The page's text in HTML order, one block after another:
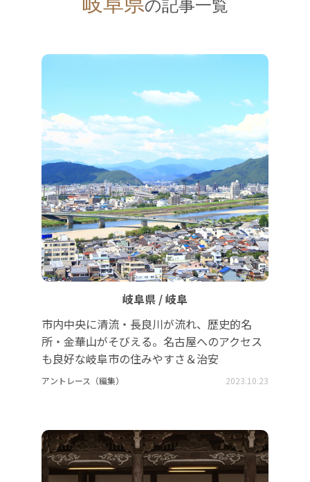
の記事一覧
岐阜県 / 岐阜
市内中央に清流・長良川が流れ、歴史的名
所・金華山がそびえる。名古屋へのアクセス
も良好な岐阜市の住みやすさ＆治安
アントレース（編集） 2023.10.23